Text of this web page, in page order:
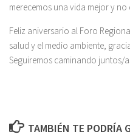
merecemos una vida mejor y
Feliz aniversario al Foro
salud y el medio ambiente,
Seguiremos caminando juntos/
TAMBIÉN TE PODRÍA